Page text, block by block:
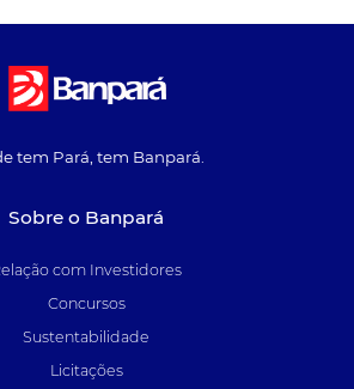
tem Pará, tem Banpará.
Sobre o Banpará
com Investidores
Concursos
Sustentabilidade
Licitações